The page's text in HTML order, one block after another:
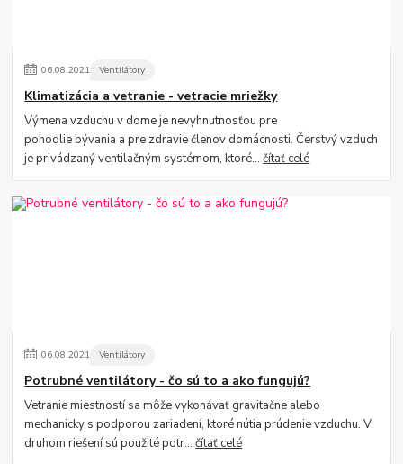
06.08.2021 Ventilátory
Klimatizácia a vetranie - vetracie mriežky
Výmena vzduchu v dome je nevyhnutnosťou pre
pohodlie bývania a pre zdravie členov domácnosti. Čerstvý vzduch
je privádzaný ventilačným systémom, ktoré...čítať celé
06.08.2021 Ventilátory
Potrubné ventilátory - čo sú to a ako fungujú?
Vetranie miestností sa môže vykonávať gravitačne alebo
mechanicky s podporou zariadení, ktoré nútia prúdenie vzduchu. V
druhom riešení sú použité potr...čítať celé